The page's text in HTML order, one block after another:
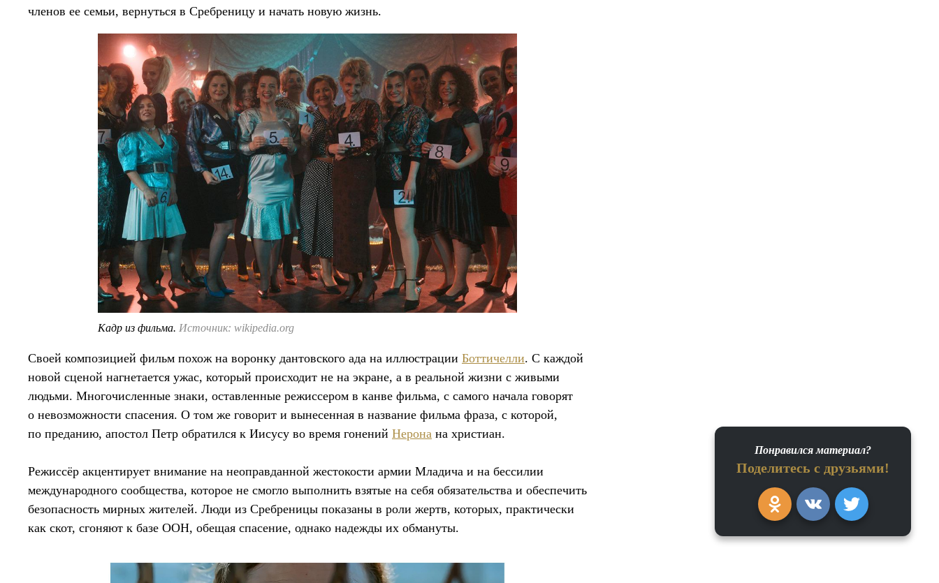
членов ее семьи, вернуться в Сребреницу и начать новую жизнь.
Кадр из фильма. Источник: wikipedia.org
Своей композицией фильм похож на воронку дантовского ада на иллюстрации Боттичелли. С каждой
новой сценой нагнетается ужас, который происходит не на экране, а в реальной жизни с живыми
людьми. Многочисленные знаки, оставленные режиссером в канве фильма, с самого начала говорят
о невозможности спасения. О том же говорит и вынесенная в название фильма фраза, с которой,
по преданию, апостол Петр обратился к Иисусу во время гонений Нерона на христиан.
Режиссёр акцентирует внимание на неоправданной жестокости армии Младича и на бессилии
международного сообщества, которое не смогло выполнить взятые на себя обязательства и обеспечить
безопасность мирных жителей. Люди из Сребреницы показаны в роли жертв, которых, практически
как скот, сгоняют к базе ООН, обещая спасение, однако надежды их обмануты.
Понравился материал?
Поделитесь с друзьями!